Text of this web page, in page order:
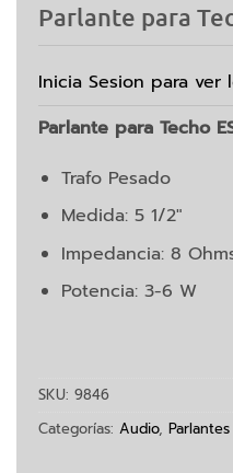
Parlante para
Inicia Sesion para ver
Parlante para Techo
Trafo Pesado
Medida: 5 1/2″
Impedancia: 8
Potencia: 3-6 W
SKU: 9846
Categorías: Audio, Parlantes